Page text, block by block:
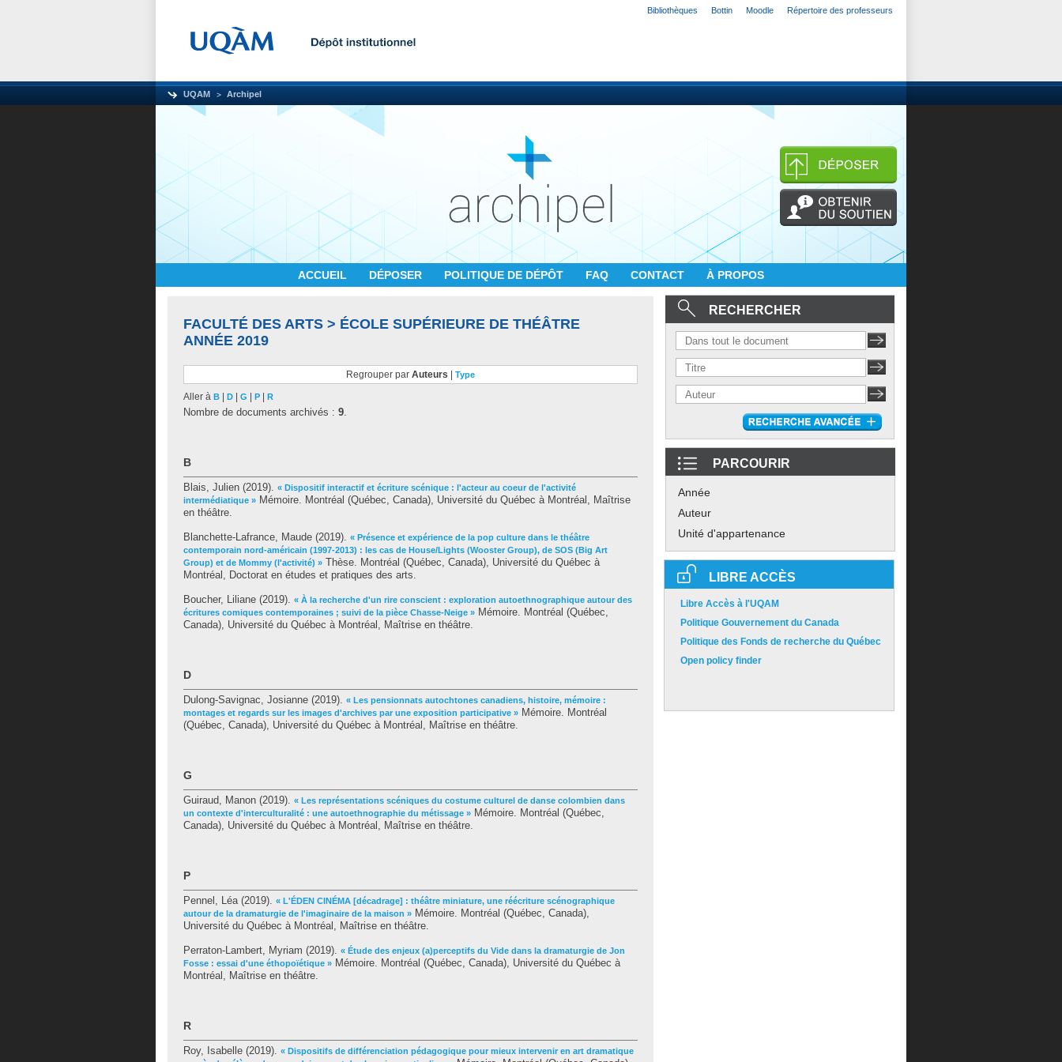
Bibliothèques Bottin Moodle Répertoire des professeurs
UQAM Archipel
ACCUEIL DÉPOSER POLITIQUE DE DÉPÔT FAQ CONTACT À PROPOS
FACULTÉ DES ARTS > ÉCOLE SUPÉRIEURE DE THÉÂTRE
ANNÉE 2019
Regrouper par Auteurs Type
Aller à B D G P R
Nombre de documents archivés : 9.
B
Blais, Julien (2019). « Dispositif interactif et écriture scénique : l'acteur au coeur de l'activité
intermédiatique » Mémoire. Montréal (Québec, Canada), Université du Québec à Montréal, Maîtrise
en théâtre.
Blanchette-Lafrance, Maude (2019). « Présence et expérience de la pop culture dans le théâtre
contemporain nord-américain (1997-2013) : les cas de House/Lights (Wooster Group), de SOS (Big Art
Group) et de Mommy (l'activité) » Thèse. Montréal (Québec, Canada), Université du Québec à
Montréal, Doctorat en études et pratiques des arts.
Boucher, Liliane (2019). « À la recherche d'un rire conscient : exploration autoethnographique autour des
écritures comiques contemporaines ; suivi de la pièce Chasse-Neige » Mémoire. Montréal (Québec,
Canada), Université du Québec à Montréal, Maîtrise en théâtre.
D
Dulong-Savignac, Josianne (2019). « Les pensionnats autochtones canadiens, histoire, mémoire :
montages et regards sur les images d'archives par une exposition participative » Mémoire. Montréal
(Québec, Canada), Université du Québec à Montréal, Maîtrise en théâtre.
G
Guiraud, Manon (2019). « Les représentations scéniques du costume culturel de danse colombien dans
un contexte d'interculturalité : une autoethnographie du métissage » Mémoire. Montréal (Québec,
Canada), Université du Québec à Montréal, Maîtrise en théâtre.
P
Pennel, Léa(2019). « L'ÉDEN CINÉMA [décadrage] : théâtre miniature, une réécriture scénographique
autour de la dramaturgie de l'imaginaire de la maison » Mémoire. Montréal (Québec, Canada),
Université du Québec à Montréal, Maîtrise en théâtre.
Perraton-Lambert, Myriam (2019). « Étude des enjeux (a)perceptifs du Vide dans la dramaturgie de Jon
Fosse : essai d'une éthopoïétique » Mémoire. Montréal (Québec, Canada), Université du Québec à
Montréal, Maîtrise en théâtre.
R
Roy, Isabelle (2019). « Dispositifs de différenciation pédagogique pour mieux intervenir en art dramatique
RECHERCHER
PARCOURIR
Année
Auteur
Unité d'appartenance
LIBRE ACCÈS
Libre Accès à l'UQAM
Politique Gouvernement du Canada
Politique des Fonds de recherche du Québec
Open policy finder